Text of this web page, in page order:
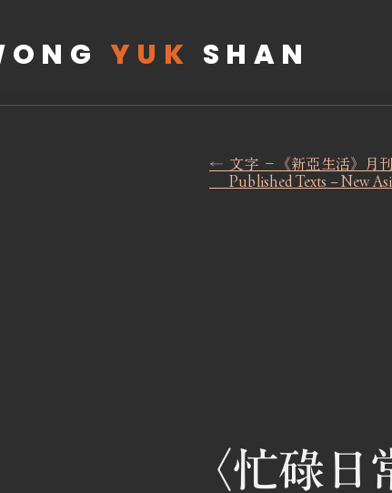
YUK SHAN
← 文字 －《新亞生活》月刊
Published Texts – New
〈忙碌日